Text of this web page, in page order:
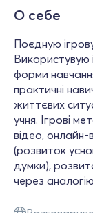
О себе
Поєдную
Використувую
форми
практичні
життєвих
учня. Ігрові
відео, онлайн-
(розвиток
думки),
через